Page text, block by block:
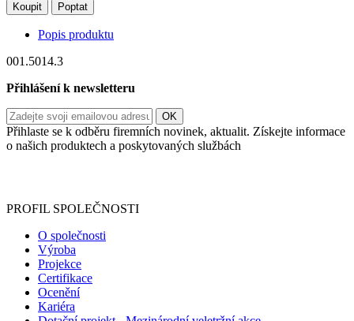
Koupit Poptat
Popis produktu
001.5014.3
Přihlášení k newsletteru
Přihlaste se k odběru firemních novinek, aktualit. Získejte informace
o našich produktech a poskytovaných službách
PROFIL SPOLEČNOSTI
O společnosti
Výroba
Projekce
Certifikace
Ocenění
Kariéra